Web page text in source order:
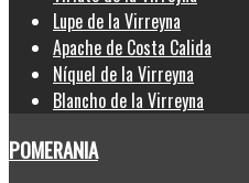
Lupe de la Virreyna
Apache de Costa Calida
Níquel de la Virreyna
Blancho de la Virreyna
POMERANIA